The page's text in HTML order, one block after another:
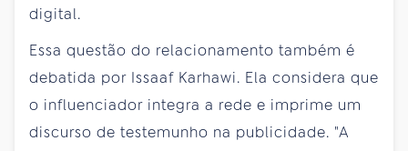
digital.
Essa questão do relacionamento também é
debatida por Issaaf Karhawi. Ela considera que
o influenciador integra a rede e imprime um
discurso de testemunho na publicidade. "A